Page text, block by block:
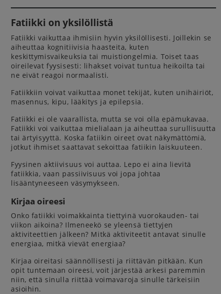
Fatiikki on yksilöllistä
Fatiikki vaikuttaa ihmisiin hyvin yksilöllisesti. Joillekin se
aiheuttaa kognitiivisia haasteita, kuten
keskittymisvaikeuksia tai muistiongelmia. Toiset taas
oireilevat fyysisesti: lihakset voivat tuntua heikoilta tai
ne eivät reagoi normaalisti.
Fatiikkiin voivat vaikuttaa monet tekijät, kuten unihäiriöt,
masennus, kipu, lääkitys ja epilepsia.
Fatiikki ei ole vaarallista, mutta se voi olla epämukavaa.
Fatiikki voi vaikuttaa mielialaan ja aiheuttaa surullisuutta
tai ärtyisyyttä. Koska fatiikin oireet ovat näkymättömiä,
jotkut ihmiset saattavat sekoittaa fatiikin laiskuuteen.
Fyysinen aktiivisuus voi auttaa. Lepo ei aina lievitä
fatiikkia, vaan passiivisuus voi jopa johtaa
lisääntyneeseen väsymykseen.
Kirjaa oireesi
Onko fatiikki voimakkainta tiettyinä vuorokauden- tai
viikon aikoina? Ilmeneekö se yleensä tiettyjen
aktiviteettien jälkeen? Mitkä aktiviteetit antavat sinulle
energiaa, mitkä vievät energiaa?
Kirjaa oireitasi säännöllisesti ja riittävän pitkään. Kun
opit tuntemaan oireesi, voit järjestää arkesi paremmin
niin, että sinulla riittää voimavaroja sinulle tärkeisiin
asioihin.